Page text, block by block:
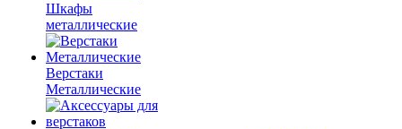
Шкафы
металлические
Верстаки
Металлические